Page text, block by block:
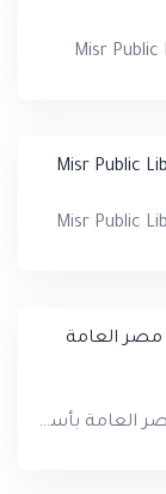
وفد من المركز الثقافي الكوري يزور مكتبة مصر العامة بأسوان